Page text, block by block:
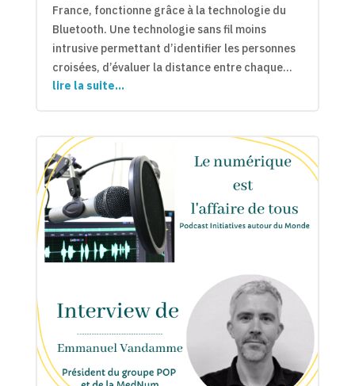
France, fonctionne grâce à la technologie du
Bluetooth. Une technologie sans fil moins
intrusive permettant d’identifier les personnes
croisées, d’évaluer la distance entre chaque…
lire la suite…